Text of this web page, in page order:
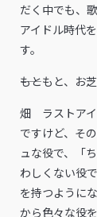
だく中でも、
アイドル時代
す。
――もともと、
畑 ラストアイ
ですけど、そ
ュな役で、「
わしくない役
を持つように
から色々な役